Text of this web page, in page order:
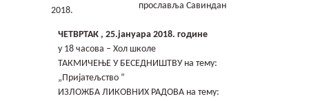
прославља Савиндан
ЧЕТВРТАК , 25.јануара 2018. године
у 18 часова – Хол школе
ТАКМИЧЕЊЕ У БЕСЕДНИШТВУ на тему:
„Пријатељство “
ИЗЛОЖБА ЛИКОВНИХ РАДОВА на тему: